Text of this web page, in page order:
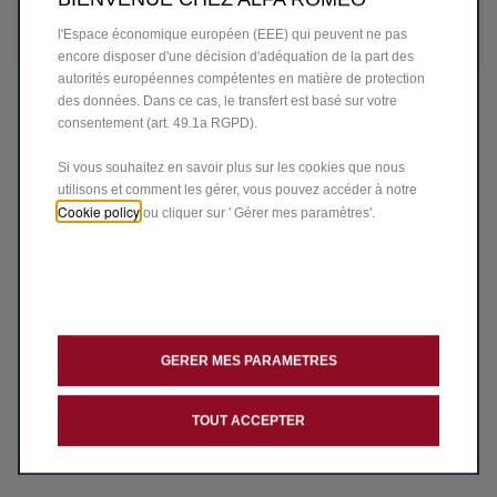
l'Espace économique européen (EEE) qui peuvent ne pas
encore disposer d'une décision d'adéquation de la part des
autorités européennes compétentes en matière de protection
des données. Dans ce cas, le transfert est basé sur votre
consentement (art. 49.1a RGPD).
Si vous souhaitez en savoir plus sur les cookies que nous
utilisons et comment les gérer, vous pouvez accéder à notre
Cookie policy ou cliquer sur ' Gérer mes paramètres'.
GERER MES PARAMETRES
TOUT ACCEPTER